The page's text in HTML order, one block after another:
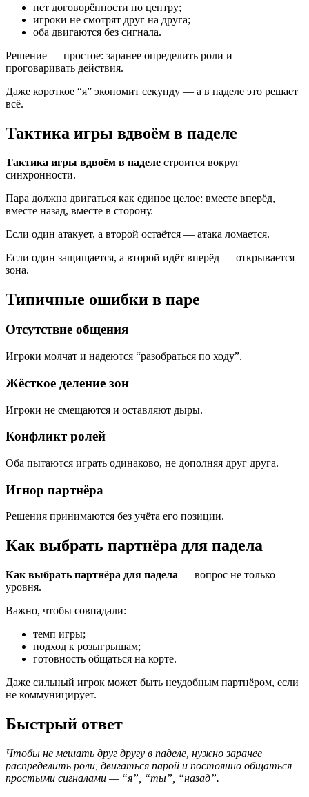
нет договорённости по центру;
игроки не смотрят друг на друга;
оба двигаются без сигнала.
Решение — простое: заранее определить роли и
проговаривать действия.
Даже короткое “я” экономит секунду — а в паделе это решает
всё.
Тактика игры вдвоём в паделе
Тактика игры вдвоём в паделе строится вокруг
синхронности.
Пара должна двигаться как единое целое: вместе вперёд,
вместе назад, вместе в сторону.
Если один атакует, а второй остаётся — атака ломается.
Если один защищается, а второй идёт вперёд — открывается
зона.
Типичные ошибки в паре
Отсутствие общения
Игроки молчат и надеются “разобраться по ходу”.
Жёсткое деление зон
Игроки не смещаются и оставляют дыры.
Конфликт ролей
Оба пытаются играть одинаково, не дополняя друг друга.
Игнор партнёра
Решения принимаются без учёта его позиции.
Как выбрать партнёра для падела
Как выбрать партнёра для падела — вопрос не только
уровня.
Важно, чтобы совпадали:
темп игры;
подход к розыгрышам;
готовность общаться на корте.
Даже сильный игрок может быть неудобным партнёром, если
не коммуницирует.
Быстрый ответ
Чтобы не мешать друг другу в паделе, нужно заранее
распределить роли, двигаться парой и постоянно общаться
простыми сигналами — “я”, “ты”, “назад”.